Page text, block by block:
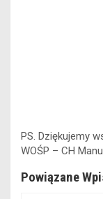
PS. Dziękujemy
WOŚP – CH
Powiązane